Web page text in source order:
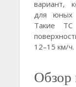
вариант,
для юных
Такие
12–15 км/ч.
Обзор